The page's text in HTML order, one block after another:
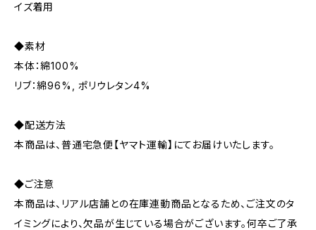
イズ着用
◆素材
本体：綿100%
リブ：綿96%, ポリウレタン4%
◆配送方法
本商品は、普通宅急便【ヤマト運輸】にてお届けいたします。
◆ご注意
本商品は、リアル店舗との在庫連動商品となるため、ご注文のタ
イミングにより、欠品が生じている場合がございます。何卒ご了承